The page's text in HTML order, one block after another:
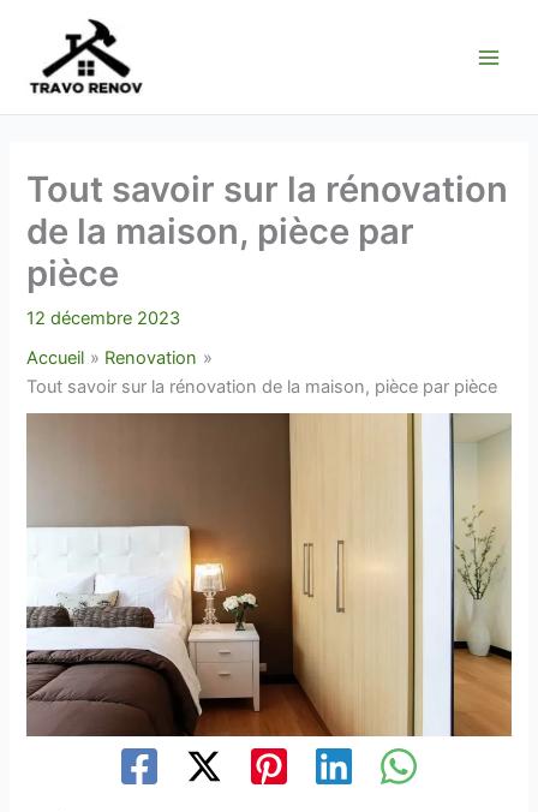
contenu
Tout savoir sur la rénovation
de la maison, pièce par
pièce
12 décembre 2023
Accueil
Renovation
Tout savoir sur la rénovation de la maison, pièce par pièce